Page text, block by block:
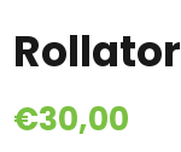
Rollator
€30,00